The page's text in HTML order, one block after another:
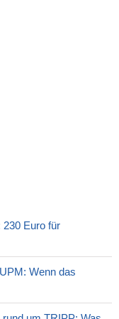
Euro für
Wenn das